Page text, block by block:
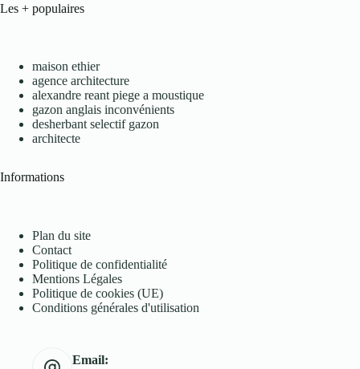
Les + populaires
maison ethier
agence architecture
alexandre reant piege a moustique
gazon anglais inconvénients
desherbant selectif gazon
architecte
Informations
Plan du site
Contact
Politique de confidentialité
Mentions Légales
Politique de cookies (UE)
Conditions générales d'utilisation
Email: